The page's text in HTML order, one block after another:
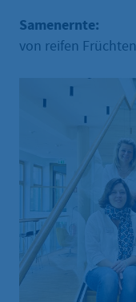
Samenernte:
von reifen Früchten